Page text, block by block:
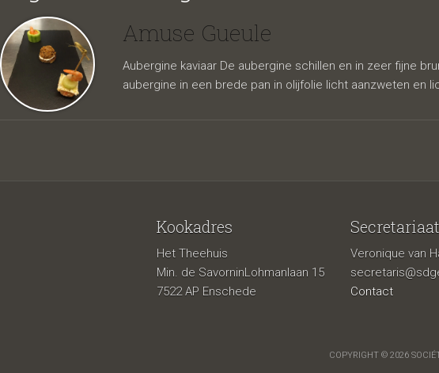
Amuse Gueule
Aubergine kaviaar De aubergine schillen en in zeer fijne
aubergine in een brede pan in olijfolie licht aanzweten en
Kookadres
Het Theehuis
Min. de SavorninLohmanlaan 15
7522 AP Enschede
Secretariaat
Veronique van
Contact
COPYRIGHT © 2026